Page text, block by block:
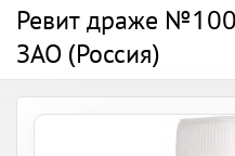
Ревит драже
ЗАО (Россия)